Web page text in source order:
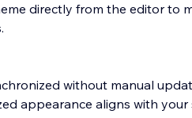
directly from the editor to
without manual
appearance aligns with your